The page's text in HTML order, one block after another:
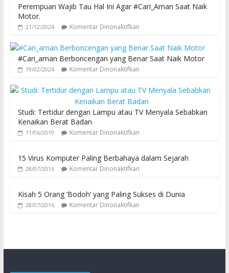
Perempuan Wajib Tau Hal Ini Agar #Cari_Aman Saat Naik
Motor.
21/12/2024 Komentar Dinonaktifkan
#Cari_aman Berboncengan yang Benar Saat Naik Motor
19/02/2024 Komentar Dinonaktifkan
Studi: Tertidur dengan Lampu atau TV Menyala Sebabkan
Kenaikan Berat Badan
11/06/2019 Komentar Dinonaktifkan
15 Virus Komputer Paling Berbahaya dalam Sejarah
28/07/2016 Komentar Dinonaktifkan
Kisah 5 Orang ‘Bodoh’ yang Paling Sukses di Dunia
28/07/2016 Komentar Dinonaktifkan